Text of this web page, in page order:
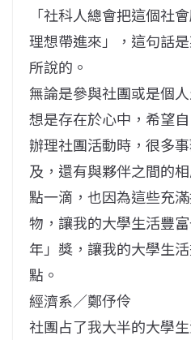
「社科人總會把這個社
理想帶進來」，這句話
所說的。
無論是參與社團或是個
想是存在於心中，希望
辦理社團活動時，很多
及，還有與夥伴之間的
點一滴，也因為這些充
物，讓我的大學生活豐
年」獎，讓我的大學生
點。
經濟系／鄭伃伶
社團占了我大半的大學